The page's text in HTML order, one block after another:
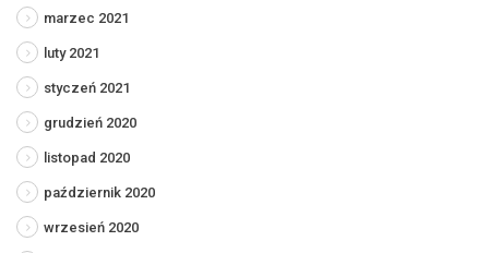
marzec 2021
luty 2021
styczeń 2021
grudzień 2020
listopad 2020
październik 2020
wrzesień 2020